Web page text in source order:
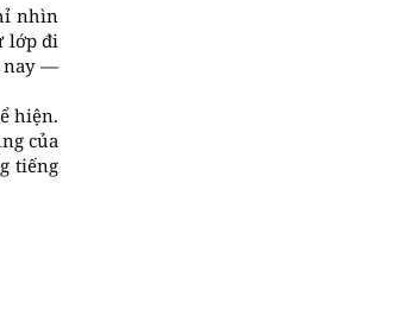
nhìn
lớp đi
nay —
hiện.
của
tiếng